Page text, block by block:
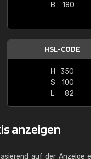
B
180
HSL-CODE
H
350
S
100
L
82
anzeigen
auf der Anzeige